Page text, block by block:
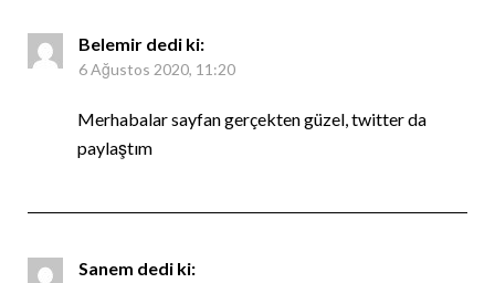
Belemir dedi ki:
6 Ağustos 2020, 11:20
Merhabalar sayfan gerçekten güzel, twitter da
paylaştım
Sanem dedi ki: